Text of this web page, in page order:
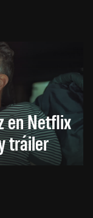
en Netflix
tráiler